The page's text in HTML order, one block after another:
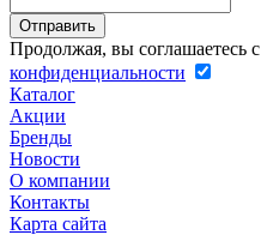
Продолжая, вы соглашаетесь с
конфиденциальности
Каталог
Акции
Бренды
Новости
О компании
Контакты
Карта сайта